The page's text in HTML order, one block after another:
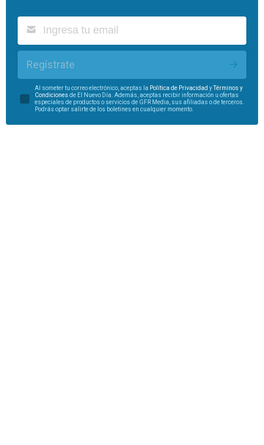
Regístrate
Al someter tu correo electrónico, aceptas la Política de Privacidad yTérminos y
Condiciones de El Nuevo Día. Además, aceptas recibir información u ofertas
especiales de productos o servicios de GFR Media, sus afiliadas o de terceros.
Podrás optar salirte de los boletines en cualquier momento.